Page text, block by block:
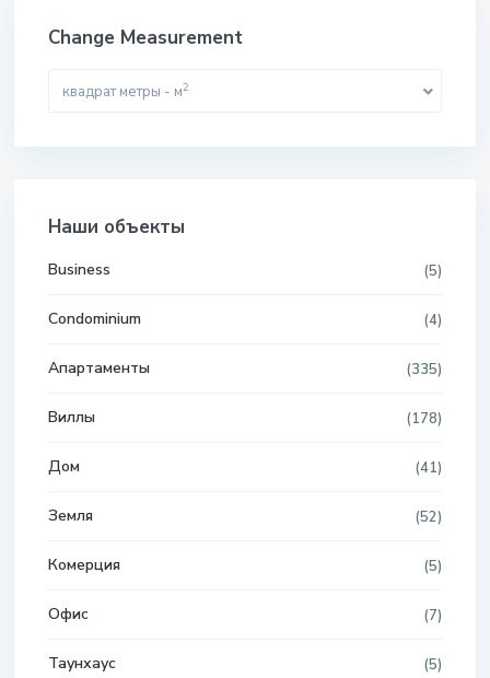
Change Measurement
квадрат метры - м2
Наши объекты
Business (5)
Condominium (4)
Апартаменты (335)
Виллы (178)
Дом (41)
Земля (52)
Комерция (5)
Офис (7)
Таунхаус (5)